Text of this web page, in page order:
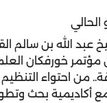
خورفكان
من احتواء
مع أكاديمية بحث